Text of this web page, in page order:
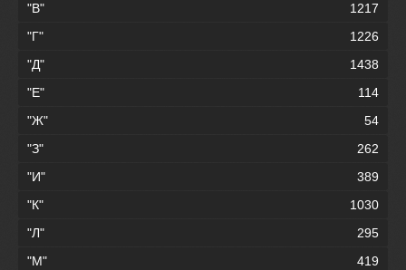
"В"
1217
"Г"
1226
"Д"
1438
"Е"
114
"Ж"
54
"З"
262
"И"
389
"К"
1030
"Л"
295
"М"
419